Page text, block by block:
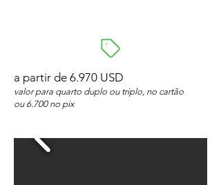
a partir de 6.970 USD
valor para quarto duplo ou triplo, no cartão
ou 6.700 no pix